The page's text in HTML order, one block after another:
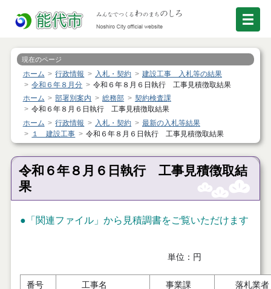
現在のページ
ホーム 行政情報 入札・契約
建設工事 入札等の結果
令和６年８月分
令和６年８月６日執行 工事見積徴取結果
ホーム
部署別案内 総務部
契約検査課
令和６年８月６日執行 工事見積徴取結果
ホーム
行政情報 入札・契約
最新の入札等結果
１ 建設工事
令和６年８月６日執行 工事見積徴取結果
令和６年８月６日執行 工事見積徴取結
果
●「関連ファイル」から見積調書をご覧いただけます
単位：円
番号 工事名 事業課 落札業者